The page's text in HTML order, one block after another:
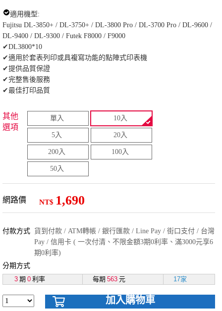
適用機型:
Fujitsu DL-3850+ / DL-3750+ / DL-3800 Pro / DL-3700 Pro / DL-9600 /
DL-9400 / DL-9300 / Futek F8000 / F9000
✔DL3800*10
✔適用於套表列印或具複寫功能的點陣式印表機
✔提供品質保證
✔完整售後服務
✔最佳打印品質
其他
選項
單入 10入
5入 20入
200入 100入
50入
網路價 NT$ 1,690
付款方式 貨到付款 / ATM轉帳 / 銀行匯款 / Line Pay / 街口支付 / 台灣
Pay / 信用卡 ( 一次付清、不限金額3期0利率、滿3000元享6
期0利率)
分期方式
3 期 0 利率 每期 563 元 17家
加入購物車